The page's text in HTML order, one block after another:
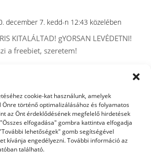
cookie-kat használunk, amelyek
Önre történő optimalizálásához és folyamatos
az Önt érdeklődésének megfelelő hirdetések
elfogadása" gombra kattintva elfogadja
lehetőségek" gomb segítségével
kívánja engedélyezni. További információ az
található.
december 7. kedd-n 12:43 közelében
KITALÁLTAD! gYORSAN LEVÉDETNI!
a freebiet, szeretem!
erről a kihívásról lemaradtam, de
ismét amit alkottál. Ez a
szuper. Klasszak az ablakok is,
fogom próbálni.